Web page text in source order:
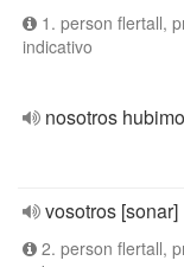
1. person flertall,
indicativo
nosotros
vosotros [sonar]
2. person flertall,